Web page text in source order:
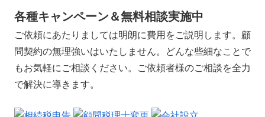
各種キャンペーン＆無料相談実施中
ご依頼にあたりましては明朗に費用をご説明します。顧
問契約の無理強いはいたしません。どんな些細なことで
もお気軽にご相談ください。ご依頼者様のご相談を全力
で解決に導きます。